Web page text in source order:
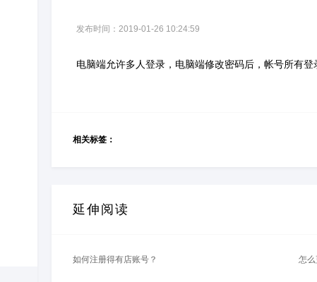
发布时间：2019-01-26 10:24:59
电脑端允许多人登录，电脑端修改密码后，帐号所有登
相关标签：
延伸阅读
如何注册得有店账号？ 怎么